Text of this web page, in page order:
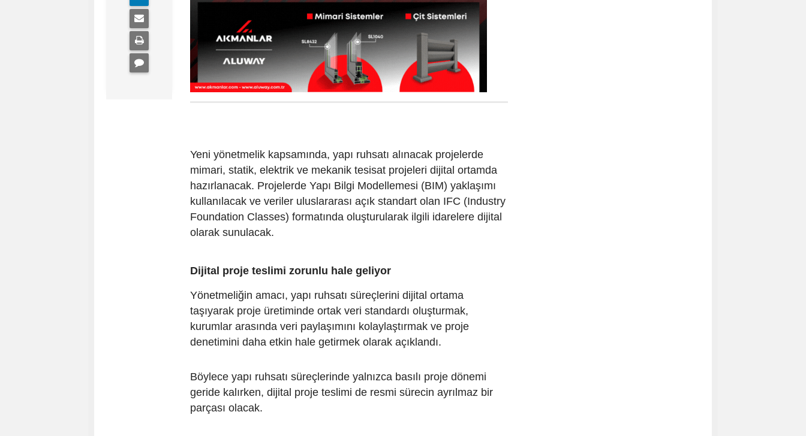
Yeni yönetmelik kapsamında, yapı ruhsatı alınacak projelerde
mimari, statik, elektrik ve mekanik tesisat projeleri dijital ortamda
hazırlanacak. Projelerde Yapı Bilgi Modellemesi (BIM) yaklaşımı
kullanılacak ve veriler uluslararası açık standart olan IFC (Industry
Foundation Classes) formatında oluşturularak ilgili idarelere dijital
olarak sunulacak.
Dijital proje teslimi zorunlu hale geliyor
Yönetmeliğin amacı, yapı ruhsatı süreçlerini dijital ortama
taşıyarak proje üretiminde ortak veri standardı oluşturmak,
kurumlar arasında veri paylaşımını kolaylaştırmak ve proje
denetimini daha etkin hale getirmek olarak açıklandı.
Böylece yapı ruhsatı süreçlerinde yalnızca basılı proje dönemi
geride kalırken, dijital proje teslimi de resmi sürecin ayrılmaz bir
parçası olacak.